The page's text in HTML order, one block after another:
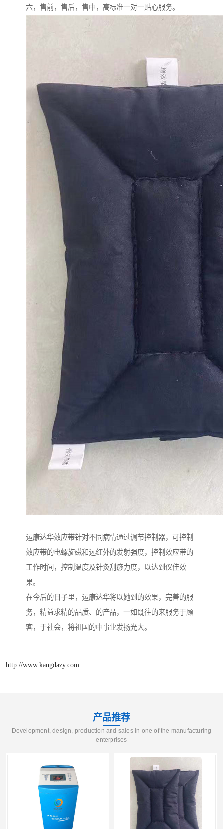
六，售前，售后，售中，高标准一对一贴心服务。
运康达华效应带针对不同病情通过调节控制器，可控制
效应带的电螺旋磁和远红外的发射强度，控制效应带的
工作时间，控制温度及针灸刮痧力度，以达到仪佳效
果。
在今后的日子里，运康达华将以她到的效果，完善的服
务，精益求精的品质、的产品，一如既往的来服务于顾
客，于社会，将祖国的中事业发扬光大。
http://www.kangdazy.com
产品推荐
Development, design, production and sales in one of the manufacturing
enterprises